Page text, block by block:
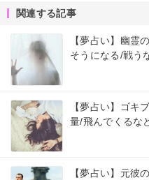
関連する記事
【夢占い】幽霊
そうになる/戦う
【夢占い】ゴキ
量/飛んでくるな
【夢占い】元彼